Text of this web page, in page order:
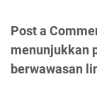
Post a
menunjukkan
berwawasan